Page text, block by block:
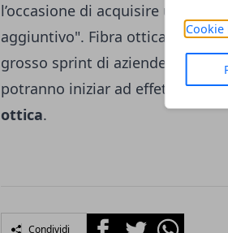
Cookie
l’occasione di acquisire un
aggiuntivo". Fibra ottica Italia,
grosso sprint di aziende
potranno iniziar ad effettuare
ottica.
Condividi FacebookTwitterWhatsapp